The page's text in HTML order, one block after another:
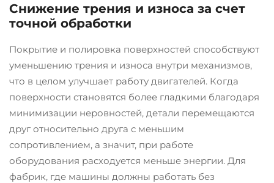
Снижение трения и износа за счет
точной обработки
Покрытие и полировка поверхностей способствуют
уменьшению трения и износа внутри механизмов,
что в целом улучшает работу двигателей. Когда
поверхности становятся более гладкими благодаря
минимизации неровностей, детали перемещаются
друг относительно друга с меньшим
сопротивлением, а значит, при работе
оборудования расходуется меньше энергии. Для
фабрик, где машины должны работать без